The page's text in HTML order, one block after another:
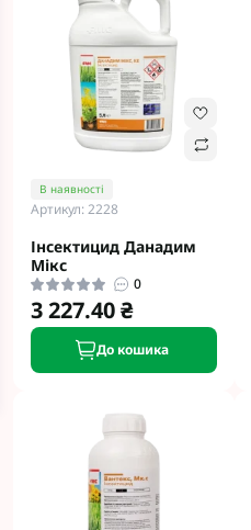
В наявності
Артикул: 2228
Інсектицид Данадим
Мікс
0
3 227.40 ₴
До кошика